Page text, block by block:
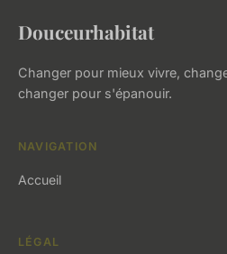
Douceurhabitat
Changer pour mieux vivre,
changer pour s'épanouir.
NAVIGATION
Accueil
LÉGAL